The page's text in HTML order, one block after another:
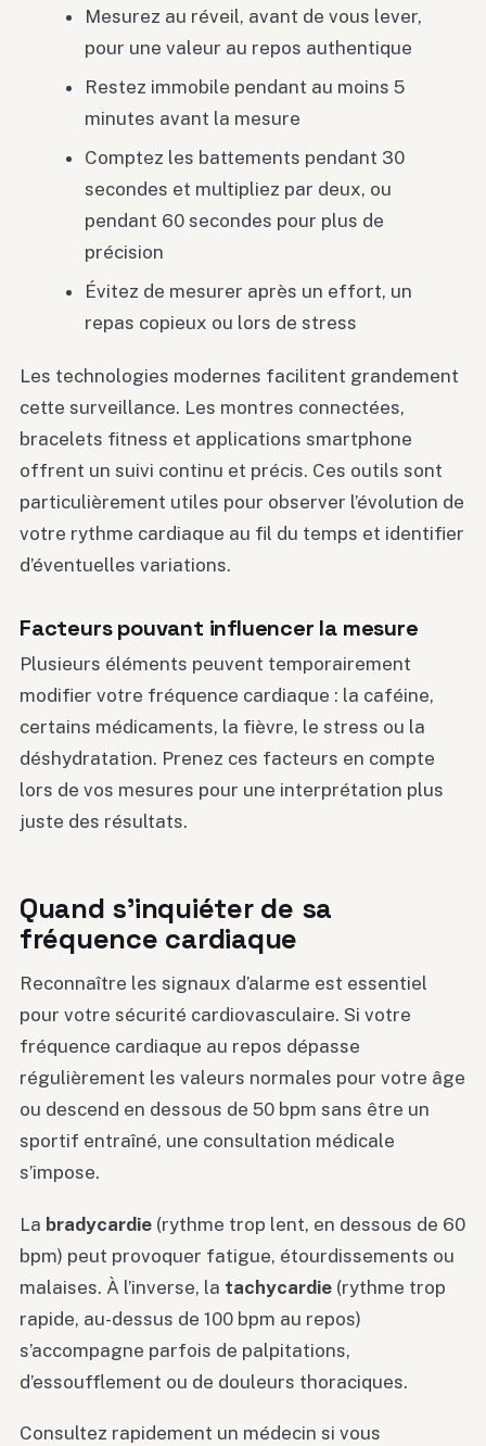
Mesurez au réveil, avant de vous lever,
pour une valeur au repos authentique
Restez immobile pendant au moins 5
minutes avant la mesure
Comptez les battements pendant 30
secondes et multipliez par deux, ou
pendant 60 secondes pour plus de
précision
Évitez de mesurer après un effort, un
repas copieux ou lors de stress
Les technologies modernes facilitent grandement
cette surveillance. Les montres connectées,
bracelets fitness et applications smartphone
offrent un suivi continu et précis. Ces outils sont
particulièrement utiles pour observer l’évolution de
votre rythme cardiaque au fil du temps et identifier
d’éventuelles variations.
Facteurs pouvant influencer la mesure
Plusieurs éléments peuvent temporairement
modifier votre fréquence cardiaque : la caféine,
certains médicaments, la fièvre, le stress ou la
déshydratation. Prenez ces facteurs en compte
lors de vos mesures pour une interprétation plus
juste des résultats.
Quand s’inquiéter de sa
fréquence cardiaque
Reconnaître les signaux d’alarme est essentiel
pour votre sécurité cardiovasculaire. Si votre
fréquence cardiaque au repos dépasse
régulièrement les valeurs normales pour votre âge
ou descend en dessous de 50 bpm sans être un
sportif entraîné, une consultation médicale
s’impose.
La bradycardie (rythme trop lent, en dessous de 60
bpm) peut provoquer fatigue, étourdissements ou
malaises. À l’inverse, la tachycardie (rythme trop
rapide, au-dessus de 100 bpm au repos)
s’accompagne parfois de palpitations,
d’essoufflement ou de douleurs thoraciques.
Consultez rapidement un médecin si vous